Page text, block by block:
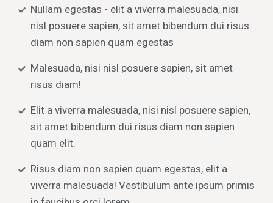
Nullam egestas - elit a viverra malesuada, nisi
nisl posuere sapien, sit amet bibendum dui risus
diam non sapien quam egestas
Malesuada, nisi nisl posuere sapien, sit amet
risus diam!
Elit a viverra malesuada, nisi nisl posuere sapien,
sit amet bibendum dui risus diam non sapien
quam elit.
Risus diam non sapien quam egestas, elit a
viverra malesuada! Vestibulum ante ipsum primis